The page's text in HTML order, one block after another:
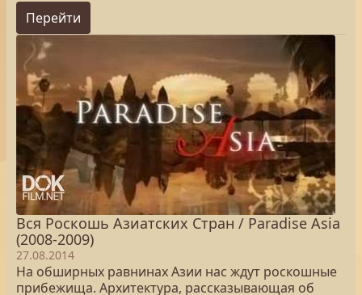
Перейти
Вся Роскошь Азиатских Стран / Paradise Asia
(2008-2009)
27.08.2014
На обширных равнинах Азии нас ждут роскошные
прибежища. Архитектура, рассказывающая об